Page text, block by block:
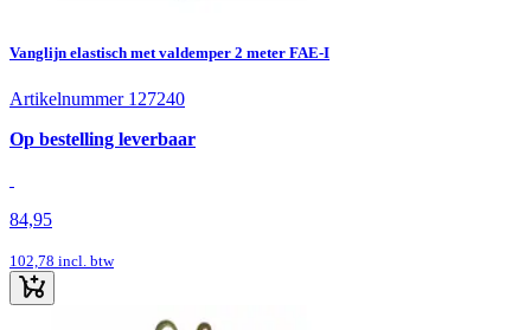
Vanglijn elastisch met valdemper 2 meter FAE-I
Artikelnummer 127240
Op bestelling leverbaar
84,95
102,78 incl. btw